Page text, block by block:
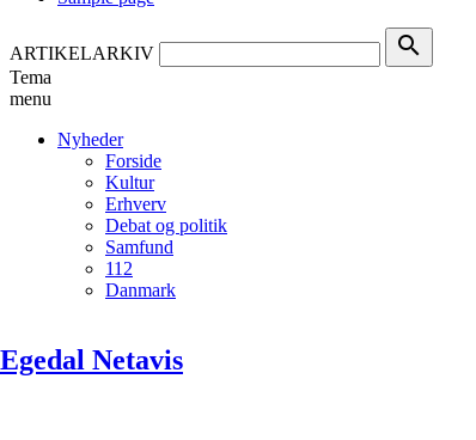
ARTIKELARKIV search
Tema
menu
Nyheder
Forside
Kultur
Erhverv
Debat og politik
Samfund
112
Danmark
Egedal Netavis